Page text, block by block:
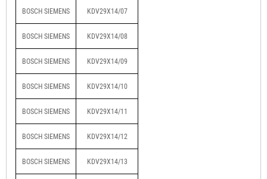
BOSCH SIEMENS KDV29X14/07
BOSCH SIEMENS KDV29X14/08
BOSCH SIEMENS KDV29X14/09
BOSCH SIEMENS KDV29X14/10
BOSCH SIEMENS KDV29X14/11
BOSCH SIEMENS KDV29X14/12
BOSCH SIEMENS KDV29X14/13